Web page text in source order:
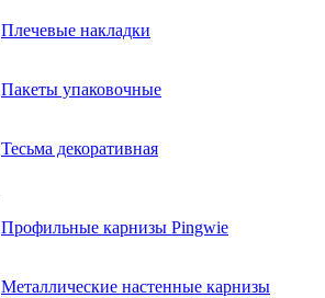
Плечевые накладки
Пакеты упаковочные
Тесьма декоративная
Профильные карнизы Pingwie
Металлические настенные карнизы